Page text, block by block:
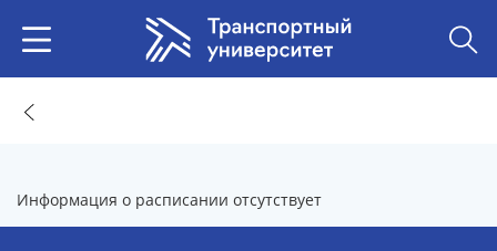
Информация о расписании отсутствует